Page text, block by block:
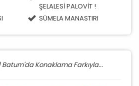
ŞELALESİ PALOVİT !
SÜMELA MANASTIRI
Batum'da Konaklama Farkıyla...